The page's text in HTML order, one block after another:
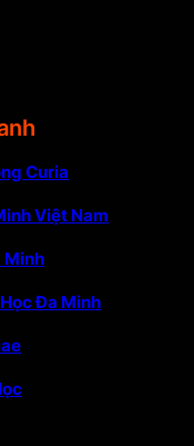
Curia
Việt Nam
Minh
Đa Minh